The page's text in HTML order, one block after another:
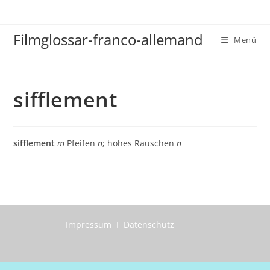
springen
Filmglossar-franco-allemand Menü
sifflement
sifflementm Pfeifenn; hohes Rauschenn
Impressum I Datenschutz